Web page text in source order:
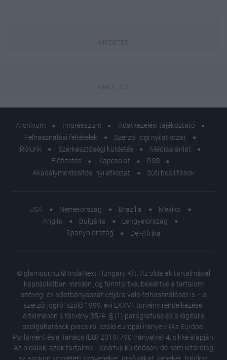
Archívum Impresszum
Adatkezelési tájékoztató
Felhasználási feltételek
Szerzői jogi nyilatkozat
Rólunk
Szerkesztőségi küldetés
Médiaajánlat
Előfizetés
Kapcsolat
RSS
Akadálymentesítési nyilatkozat
Süti beállítások
USA Németország Brazília
Mexikó
Anglia
Bulgária
Lengyelország
Spanyolország
Dél-Afrika
© glamour.hu © IndaNext Hungary Kft. Az oldalak tartalmával
kapcsolatban minden jog fenntartva, beleértve a tartalom
szöveg- és adatbányászat céljára való felhasználását is – a
szerzői jogról szóló 1999. évi LXXVI. törvény rendelkezései
értelmében a törvény 35/A. § (1) paragrafusa és a digitális
szolgáltatások piacairól szóló európai irányelv (Az Európai
Parlament és a Tanács (EU) 2019/790 Irányelve) 4. cikke alapján!
Az oldalak, azok tartalma - ideértve különösen, de nem kizárólag
az azokon közzétett szövegeket, grafikákat, képeket, fotókat,